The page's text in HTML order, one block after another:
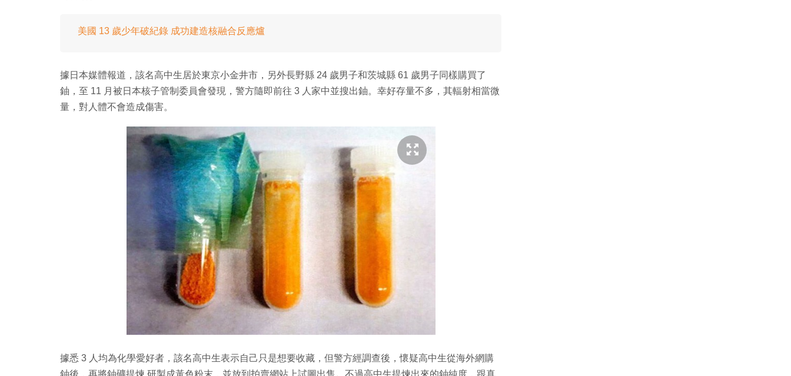
美國 13 歲少年破紀錄 成功建造核融合反應爐
據日本媒體報道，該名高中生居於東京小金井市，另外長野縣 24 歲男子和茨城縣 6​​1 歲男子同樣購買了
鈾，至 11 月被日本核子管制委員會發現，警方隨即前往 3 人家中並搜出鈾。幸好存量不多，其輻射相當微
量，對人體不會造成傷害。
據悉 3 人均為化學愛好者，該名高中生表示自己只是想要收藏，但警方經調查後，懷疑高中生從海外網購
鈾後，再將鈾礦提煉 研製成黃色粉末，並放到拍賣網站上試圖出售。不過高中生提煉出來的鈾純度，跟真